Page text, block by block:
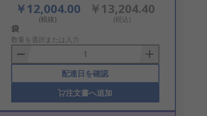
￥12,004.00
(税抜)
￥13,204.40
(税込)
Add
to
Basket
袋
数量を選択または入力
配達日を確認
注文書へ追加